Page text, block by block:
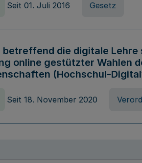
Seit 01. Juli 2016 Gesetz
betreffend die digitale
online gestützter Wahlen
(Hochschul-
Seit 18. November 2020
- HAbg-